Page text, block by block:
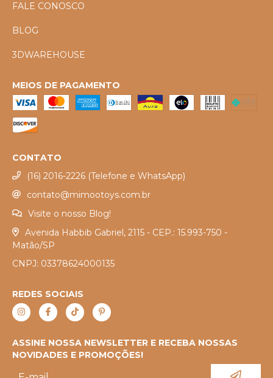
FALE CONOSCO
BLOG
3DWAREHOUSE
MEIOS DE PAGAMENTO
CONTATO
(16) 2016-2226 (Telefone e WhatsApp)
contato@mimootoys.com.br
Visite o nosso Blog!
Avenida Habbib Gabriel, 2115 - CEP.: 15.993-750 -
Matão/SP
CNPJ: 03378624000135
REDES SOCIAIS
ASSINE NOSSA NEWSLETTER E RECEBA NOSSAS
NOVIDADES E PROMOÇÕES!